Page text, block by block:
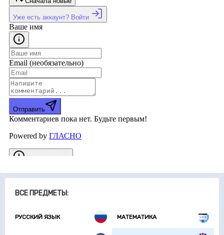
ВСЕ ПРЕДМЕТЫ:
РУССКИЙ ЯЗЫК МАТЕМАТИКА